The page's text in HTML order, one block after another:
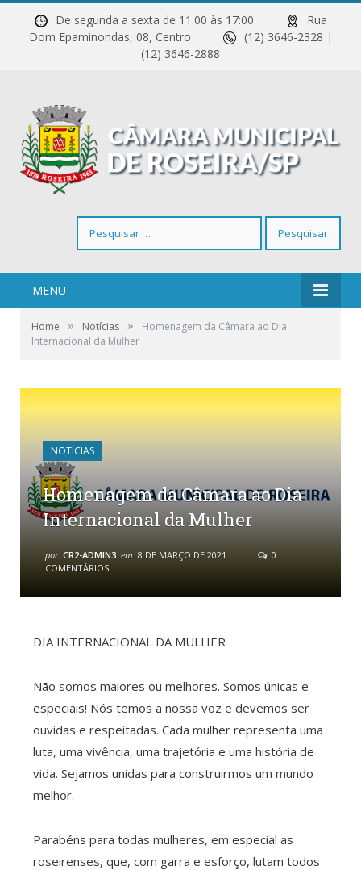
De segunda a sexta de 11:00 às 17:00
Rua
Dom Epaminondas, 08, Centro
(12) 3646-2328 |
(12) 3646-2888
por:
MENU
Home » Notícias »
Homenagem da Câmara ao Dia
Internacional da Mulher
NOTÍCIAS
Homenagem da Câmara ao Dia
Internacional da Mulher
por CR2-ADMIN3 em 8 DE MARÇO DE 2021
0
COMENTÁRIOS
DIA INTERNACIONAL DA MULHER
Não somos maiores ou melhores. Somos únicas e
especiais! Nós temos a nossa voz e devemos ser
ouvidas e respeitadas. Cada mulher representa uma
luta, uma vivência, uma trajetória e uma história de
vida. Sejamos unidas para construirmos um mundo
melhor.
Parabéns para todas mulheres, em especial as
roseirenses, que, com garra e esforço, lutam todos